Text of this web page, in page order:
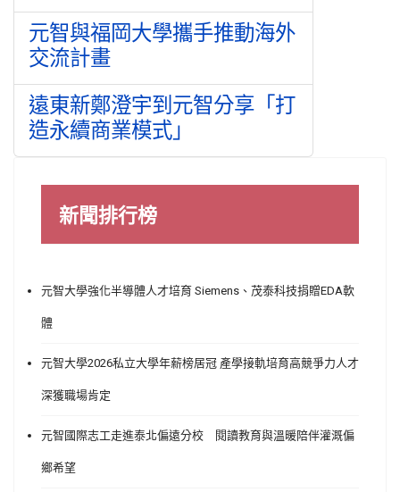
元智與福岡大學攜手推動海外
交流計畫
遠東新鄭澄宇到元智分享「打
造永續商業模式」
新聞排行榜
元智大學強化半導體人才培育 Siemens、茂泰科技捐贈EDA軟
體
元智大學2026私立大學年薪榜居冠 產學接軌培育高競爭力人才
深獲職場肯定
元智國際志工走進泰北偏遠分校 閱讀教育與溫暖陪伴灌溉偏
鄉希望